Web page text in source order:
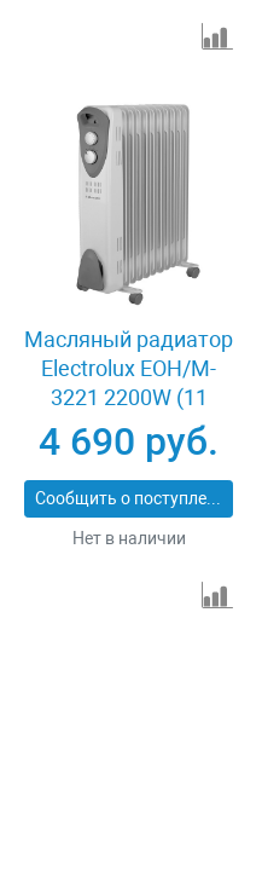
Масляный радиатор
Electrolux EOH/M-
3221 2200W (11
секций)
4 690 руб.
Сообщить о поступлении
Нет в наличии